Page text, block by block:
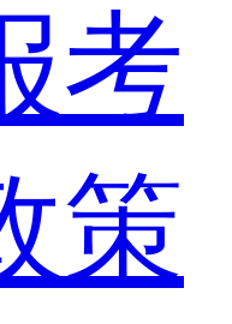
考
策